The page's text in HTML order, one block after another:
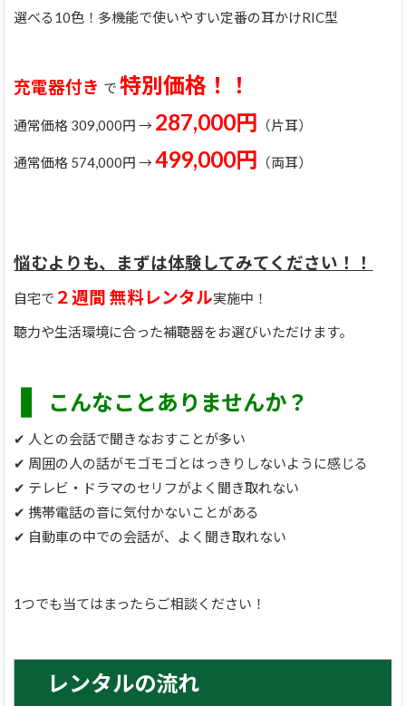
選べる10色！多機能で使いやすい定番の耳かけRIC型
充電器付き で特別価格！！
通常価格 309,000円 → 287,000円 （片耳）
通常価格 574,000円 →499,000円 （両耳）
悩むよりも、まずは体験してみてください！！
自宅で ２週間無料レンタル実施中！
聴力や生活環境に合った補聴器をお選びいただけます。
❚ こんなことありませんか？
✔ 人との会話で聞きなおすことが多い
✔ 周囲の人の話がモゴモゴとはっきりしないように感じる
✔ テレビ・ドラマのセリフがよく聞き取れない
✔ 携帯電話の音に気付かないことがある
✔ 自動車の中での会話が、よく聞き取れない
1つでも当てはまったらご相談ください！
レンタルの流れ